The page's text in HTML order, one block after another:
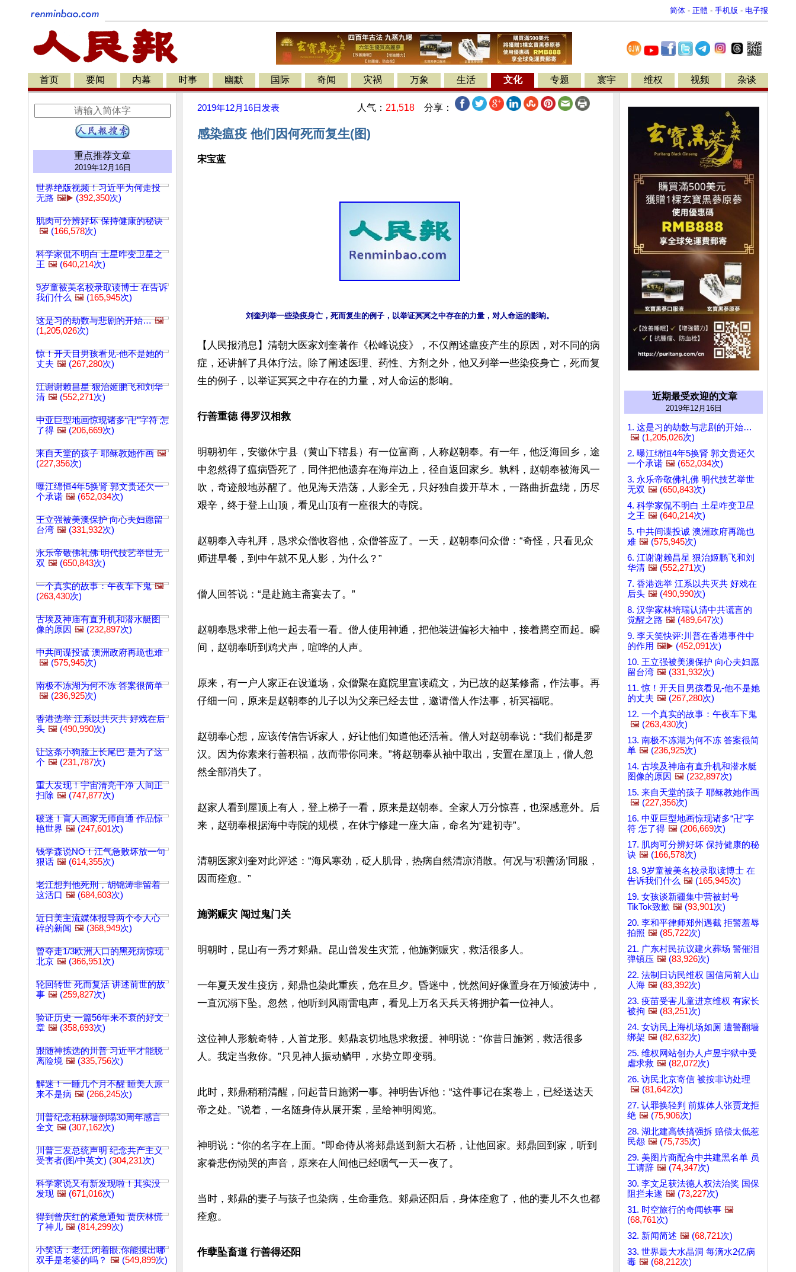
简体 - 正體 - 手机版 - 电子报
首页 要闻 内幕 时事 幽默 国际 奇闻 灾祸 万象 生活 文化 专题 寰宇 维权 视频 杂谈
重点推荐文章
2019年12月16日
世界绝版视频！习近平为何走投
无路 🖼️▶️ (392,350次)
肌肉可分辨好坏 保持健康的秘诀
🖼️ (166,578次)
科学家侃不明白 土星咋变卫星之
王 🖼️ (640,214次)
9岁童被美名校录取读博士 在告诉
我们什么 🖼️ (165,945次)
这是习的劫数与悲剧的开始… 🖼️
(1,205,026次)
惊！开天目男孩看见-他不是她的
丈夫 🖼️ (267,280次)
江谢谢赖昌星 狠治姬鹏飞和刘华
清 🖼️ (552,271次)
中亚巨型地画惊现诸多“卍”字符 怎
了得 🖼️ (206,669次)
来自天堂的孩子 耶稣教她作画 🖼️
(227,356次)
曝江绵恒4年5换肾 郭文贵还欠一
个承诺 🖼️ (652,034次)
王立强被美澳保护 向心夫妇愿留
台湾 🖼️ (331,932次)
永乐帝敬佛礼佛 明代技艺举世无
双 🖼️ (650,843次)
一个真实的故事：午夜车下鬼 🖼️
(263,430次)
古埃及神庙有直升机和潜水艇图
像的原因 🖼️ (232,897次)
中共间谍投诚 澳洲政府再跪也难
🖼️ (575,945次)
南极不冻湖为何不冻 答案很简单
🖼️ (236,925次)
香港选举 江系以共灭共 好戏在后
头 🖼️ (490,990次)
让这条小狗脸上长尾巴 是为了这
个 🖼️ (231,787次)
重大发现！宇宙清亮干净 人间正
扫除 🖼️ (747,877次)
破迷！盲人画家无师自通 作品惊
艳世界 🖼️ (247,601次)
钱学森说NO！江气急败坏放一句
狠话 🖼️ (614,355次)
老江想判他死刑，胡锦涛非留着
这活口 🖼️ (684,603次)
近日美主流媒体报导两个令人心
碎的新闻 🖼️ (368,949次)
曾夺走1/3欧洲人口的黑死病惊现
北京 🖼️ (366,951次)
轮回转世 死而复活 讲述前世的故
事 🖼️ (259,827次)
验证历史 一篇56年来不衰的好文
章 🖼️ (358,693次)
跟随神拣选的川普 习近平才能脱
离险境 🖼️ (335,756次)
解迷！一睡几个月不醒 睡美人原
来不是病 🖼️ (266,245次)
川普纪念柏林墙倒塌30周年感言
全文 🖼️ (307,162次)
川普三发总统声明 纪念共产主义
受害者(图/中英文) (304,231次)
科学家说又有新发现啦！其实没
发现 🖼️ (671,016次)
得到曾庆红的紧急通知 贾庆林慌
了神儿 🖼️ (814,299次)
小笑话：老江,闭着眼,你能摸出哪
双手是老婆的吗？ 🖼️ (549,899次)
2019年12月16日 发表 人气： 21,518 分享：
感染瘟疫 他们因何死而复生(图)
宋宝蓝
【人民报消息】清朝大医家刘奎著作《松峰说疫》，不仅阐述瘟疫产生的原因，对不同的病
症，还讲解了具体疗法。除了阐述医理、药性、方剂之外，他又列举一些染疫身亡，死而复
生的例子，以举证冥冥之中存在的力量，对人命运的影响。
行善重德 得罗汉相救
明朝初年，安徽休宁县（黄山下辖县）有一位富商，人称赵朝奉。有一年，他泛海回乡，途
中忽然得了瘟病昏死了，同伴把他遗弃在海岸边上，径自返回家乡。孰料，赵朝奉被海风一
吹，奇迹般地苏醒了。他见海天浩荡，人影全无，只好独自拨开草木，一路曲折盘绕，历尽
艰辛，终于登上山顶，看见山顶有一座很大的寺院。
赵朝奉入寺礼拜，恳求众僧收容他，众僧答应了。一天，赵朝奉问众僧：“奇怪，只看见众
师进早餐，到中午就不见人影，为什么？”
僧人回答说：“是赴施主斋宴去了。”
赵朝奉恳求带上他一起去看一看。僧人使用神通，把他装进偏衫大袖中，接着腾空而起。瞬
间，赵朝奉听到鸡犬声，喧哗的人声。
原来，有一户人家正在设道场，众僧聚在庭院里宣读疏文，为已故的赵某修斋，作法事。再
仔细一问，原来是赵朝奉的儿子以为父亲已经去世，邀请僧人作法事，祈冥福呢。
赵朝奉心想，应该传信告诉家人，好让他们知道他还活着。僧人对赵朝奉说：“我们都是罗
汉。因为你素来行善积福，故而带你同来。”将赵朝奉从袖中取出，安置在屋顶上，僧人忽
然全部消失了。
赵家人看到屋顶上有人，登上梯子一看，原来是赵朝奉。全家人万分惊喜，也深感意外。后
来，赵朝奉根据海中寺院的规模，在休宁修建一座大庙，命名为“建初寺”。
清朝医家刘奎对此评述：“海风寒劲，砭人肌骨，热病自然清凉消散。何况与‘积善汤’同服，
因而痊愈。”
施粥赈灾 闯过鬼门关
明朝时，昆山有一秀才郏鼎。昆山曾发生灾荒，他施粥赈灾，救活很多人。
一年夏天发生疫疠，郏鼎也染此重疾，危在旦夕。昏迷中，恍然间好像置身在万倾波涛中，
一直沉溺下坠。忽然，他听到风雨雷电声，看见上万名天兵天将拥护着一位神人。
这位神人形貌奇特，人首龙形。郏鼎哀切地恳求救援。神明说：“你昔日施粥，救活很多
人。我定当救你。”只见神人振动鳞甲，水势立即变弱。
此时，郏鼎稍稍清醒，问起昔日施粥一事。神明告诉他：“这件事记在案卷上，已经送达天
帝之处。”说着，一名随身侍从展开案，呈给神明阅览。
神明说：“你的名字在上面。”即命侍从将郏鼎送到新大石桥，让他回家。郏鼎回到家，听到
家眷悲伤恸哭的声音，原来在人间他已经咽气一天一夜了。
当时，郏鼎的妻子与孩子也染病，生命垂危。郏鼎还阳后，身体痊愈了，他的妻儿不久也都
痊愈。
作孽坠畜道 行善得还阳
近期最受欢迎的文章
2019年12月16日
1. 这是习的劫数与悲剧的开始…
🖼️ (1,205,026次)
2. 曝江绵恒4年5换肾 郭文贵还欠
一个承诺 🖼️ (652,034次)
3. 永乐帝敬佛礼佛 明代技艺举世
无双 🖼️ (650,843次)
4. 科学家侃不明白 土星咋变卫星
之王 🖼️ (640,214次)
5. 中共间谍投诚 澳洲政府再跪也
难 🖼️ (575,945次)
6. 江谢谢赖昌星 狠治姬鹏飞和刘
华清 🖼️ (552,271次)
7. 香港选举 江系以共灭共 好戏在
后头 🖼️ (490,990次)
8. 汉学家林培瑞认清中共谎言的
觉醒之路 🖼️ (489,647次)
9. 李天笑快评:川普在香港事件中
的作用 🖼️▶️ (452,091次)
10. 王立强被美澳保护 向心夫妇愿
留台湾 🖼️ (331,932次)
11. 惊！开天目男孩看见-他不是她
的丈夫 🖼️ (267,280次)
12. 一个真实的故事：午夜车下鬼
🖼️ (263,430次)
13. 南极不冻湖为何不冻 答案很简
单 🖼️ (236,925次)
14. 古埃及神庙有直升机和潜水艇
图像的原因 🖼️ (232,897次)
15. 来自天堂的孩子 耶稣教她作画
🖼️ (227,356次)
16. 中亚巨型地画惊现诸多“卍”字
符 怎了得 🖼️ (206,669次)
17. 肌肉可分辨好坏 保持健康的秘
诀 🖼️ (166,578次)
18. 9岁童被美名校录取读博士 在
告诉我们什么 🖼️ (165,945次)
19. 女孩谈新疆集中营被封号
TikTok致歉 🖼️ (93,901次)
20. 李和平律师郑州遇截 拒警羞辱
拍照 🖼️ (85,722次)
21. 广东村民抗议建火葬场 警催泪
弹镇压 🖼️ (83,926次)
22. 法制日访民维权 国信局前人山
人海 🖼️ (83,392次)
23. 疫苗受害儿童进京维权 有家长
被拘 🖼️ (83,251次)
24. 女访民上海机场如厕 遭警翻墙
绑架 🖼️ (82,632次)
25. 维权网站创办人卢昱宇狱中受
虐求救 🖼️ (82,072次)
26. 访民北京寄信 被按非访处理
🖼️ (81,642次)
27. 认罪换轻判 前媒体人张贾龙拒
绝 🖼️ (75,906次)
28. 湖北建高铁搞强拆 赔偿太低惹
民怨 🖼️ (75,735次)
29. 美图片商配合中共建黑名单 员
工请辞 🖼️ (74,347次)
30. 李文足获法德人权法治奖 国保
阻拦未遂 🖼️ (73,227次)
31. 时空旅行的奇闻轶事 🖼️
(68,761次)
32. 新闻简述 🖼️ (68,721次)
33. 世界最大水晶洞 每滴水2亿病
毒 🖼️ (68,212次)